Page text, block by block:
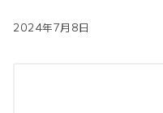
2024年7月8日